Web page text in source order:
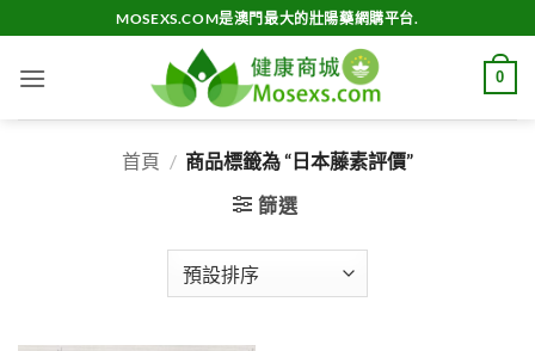
to
content
MOSEXS.COM是澳門最大的壯陽藥網購平台.
0
首頁 / 商品標籤為 “日本藤素評價”
篩選